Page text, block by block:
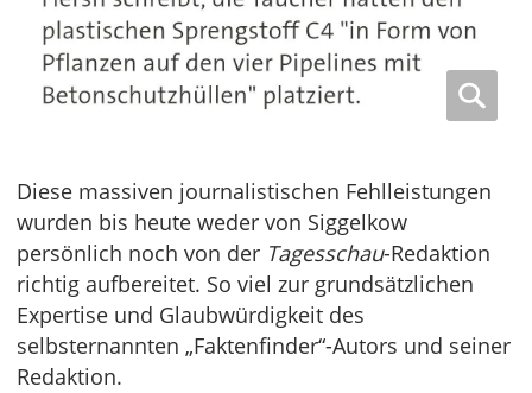
Diese massiven journalistischen Fehlleistungen
wurden bis heute weder von Siggelkow
persönlich noch von der Tagesschau-Redaktion
richtig aufbereitet. So viel zur grundsätzlichen
Expertise und Glaubwürdigkeit des
selbsternannten „Faktenfinder“-Autors und seiner
Redaktion.